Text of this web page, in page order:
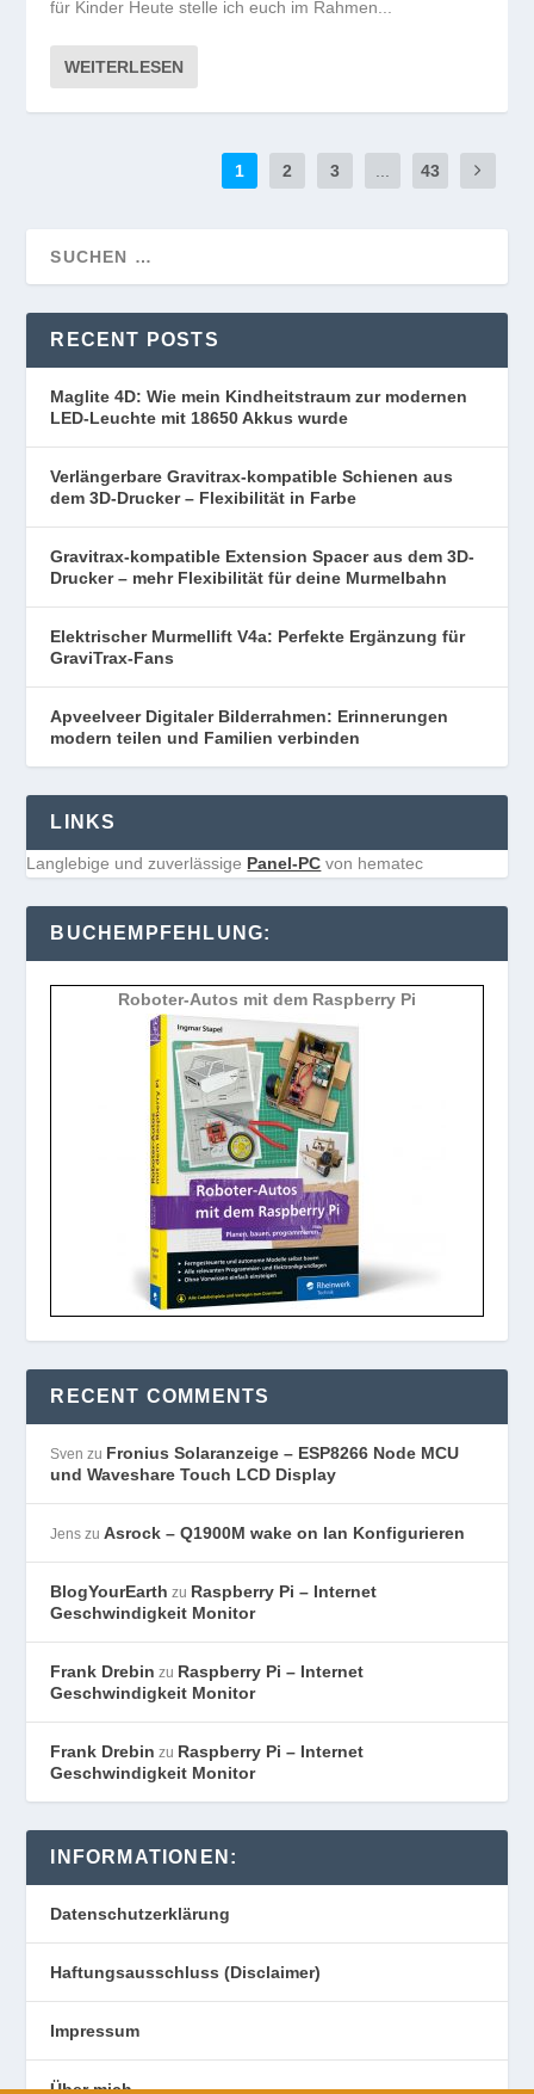
für Kinder Heute stelle ich euch im Rahmen...
WEITERLESEN
1 2 3 43
RECENT POSTS
Maglite 4D: Wie mein Kindheitstraum zur modernen
LED-Leuchte mit 18650 Akkus wurde
Verlängerbare Gravitrax-kompatible Schienen aus
dem 3D-Drucker – Flexibilität in Farbe
Gravitrax-kompatible Extension Spacer aus dem 3D-
Drucker – mehr Flexibilität für deine Murmelbahn
Elektrischer Murmellift V4a: Perfekte Ergänzung für
GraviTrax-Fans
Apveelveer Digitaler Bilderrahmen: Erinnerungen
modern teilen und Familien verbinden
LINKS
Langlebige und zuverlässige Panel-PC von hematec
BUCHEMPFEHLUNG:
Roboter-Autos mit dem Raspberry Pi
RECENT COMMENTS
Sven zu Fronius Solaranzeige – ESP8266 Node MCU
und Waveshare Touch LCD Display
Jens zuAsrock – Q1900M wake on lan Konfigurieren
BlogYourEarth zu Raspberry Pi – Internet
Geschwindigkeit Monitor
Frank Drebin zu Raspberry Pi – Internet
Geschwindigkeit Monitor
Frank Drebin zu Raspberry Pi – Internet
Geschwindigkeit Monitor
INFORMATIONEN:
Datenschutzerklärung
Haftungsausschluss (Disclaimer)
Impressum
Über mich